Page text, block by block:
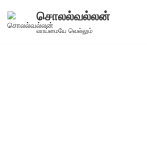
Skip
சொலல்வல்லன்
வாய்மையே வெல்லும்